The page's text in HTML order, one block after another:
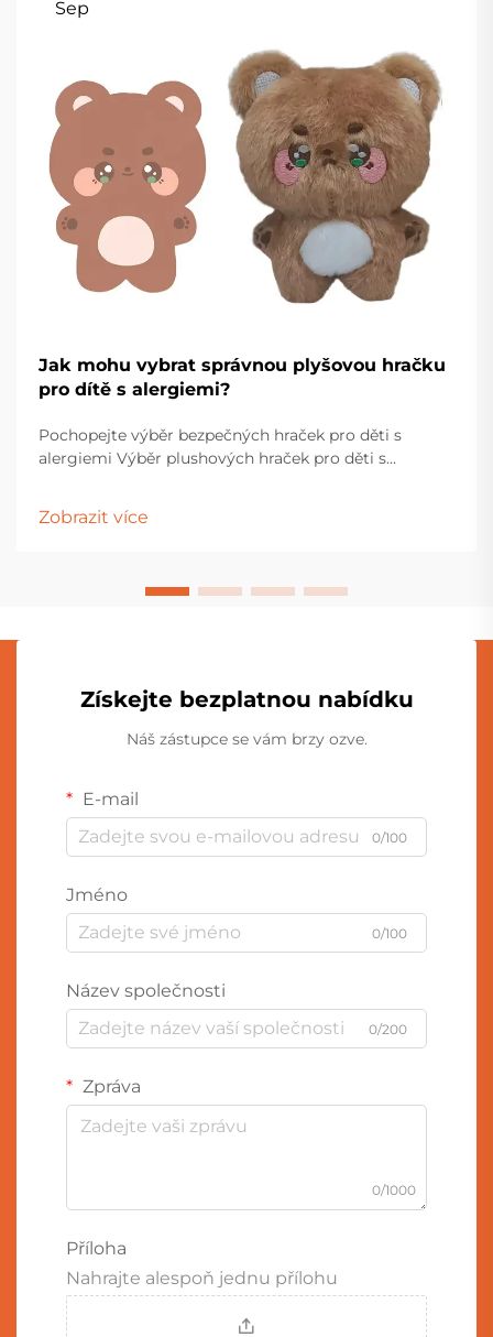
Sep
Jak mohu vybrat správnou plyšovou hračku
pro dítě s alergiemi?
Pochopejte výběr bezpečných hraček pro děti s
alergiemi Výběr plushových hraček pro děti s
různými materiály, výrobními procesy...
Zobrazit více
Získejte bezplatnou nabídku
Náš zástupce se vám brzy ozve.
E-mail
0/100
Jméno
0/100
Název společnosti
0/200
Zpráva
0/1000
Příloha
Nahrajte alespoň jednu přílohu